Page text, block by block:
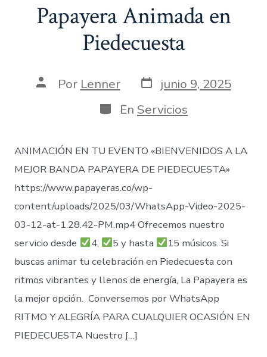
Papayera Animada en
Piedecuesta
AutorPor Lenner Fecha
de
publicación
junio 9, 2025
Categorías
En Servicios
ANIMACIÓN EN TU EVENTO «BIENVENIDOS A LA
MEJOR BANDA PAPAYERA DE PIEDECUESTA»
https://www.papayeras.co/wp-
content/uploads/2025/03/WhatsApp-Video-2025-
03-12-at-1.28.42-PM.mp4 Ofrecemos nuestro
servicio desde
4, 5 y hasta
15 músicos. Si
buscas animar tu celebración en Piedecuesta con
ritmos vibrantes y llenos de energía, La Papayera es
la mejor opción. Conversemos por WhatsApp
RITMO Y ALEGRÍA PARA CUALQUIER OCASIÓN EN
PIEDECUESTA Nuestro […]